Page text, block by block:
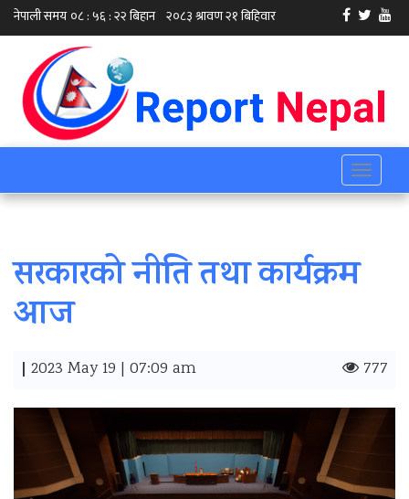
Toggle
सरकारको नीति तथा कार्यक्रम
आज
| 2023 May 19 | 07:09 am 777